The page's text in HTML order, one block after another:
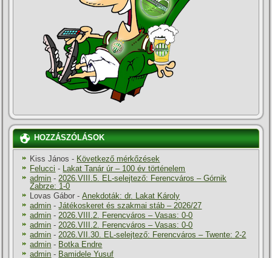
HOZZÁSZÓLÁSOK
Kiss János - Következő mérkőzések
Felucci - Lakat Tanár úr – 100 év történelem
admin -2026.VIII.5. EL-selejtező: Ferencváros – Górnik
Zabrze: 1-0
Lovas Gábor -Anekdoták: dr. Lakat Károly
admin -Játékoskeret és szakmai stáb – 2026/27
admin -2026.VIII.2. Ferencváros – Vasas: 0-0
admin -2026.VIII.2. Ferencváros – Vasas: 0-0
admin -2026.VII.30. EL-selejtező: Ferencváros – Twente: 2-2
admin - Botka Endre
admin - Bamidele Yusuf